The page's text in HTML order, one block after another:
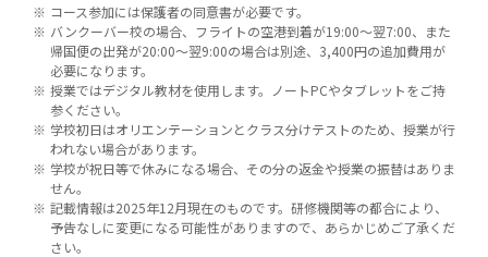
コース参加には保護者の同意書が必要です。
バンクーバー校の場合、フライトの空港到着が19:00～翌7:00、また
帰国便の出発が20:00～翌9:00の場合は別途、3,400円の追加費用が
必要になります。
授業ではデジタル教材を使用します。ノートPCやタブレットをご持
参ください。
学校初日はオリエンテーションとクラス分けテストのため、授業が行
われない場合があります。
学校が祝日等で休みになる場合、その分の返金や授業の振替はありま
せん。
記載情報は2025年12月現在のものです。研修機関等の都合により、
予告なしに変更になる可能性がありますので、あらかじめご了承くだ
さい。